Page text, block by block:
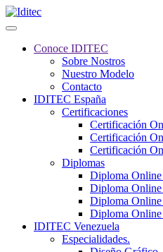
Conoce IDITEC
Sobre Nostros
Nuestro Modelo
Contacto
IDITEC España
Certificaciones
Certificación
Certificación
Certificación
Diplomas
Diploma Online
Diploma
Diploma
Diploma
IDITEC Venezuela
Especialidades.